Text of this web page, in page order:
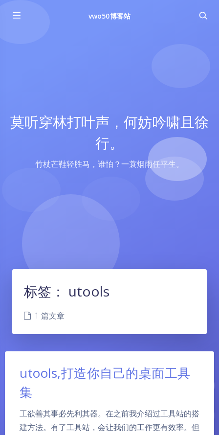
vwo50博客站
莫听穿林打叶声，何妨吟啸且徐
行。
竹杖芒鞋轻胜马，谁怕？一蓑烟雨任平生。
标签： utools
1 篇文章
utools,打造你自己的桌面工具
集
工欲善其事必先利其器。在之前我介绍过工具站的搭
建方法。有了工具站，会让我们的工作更有效率。但